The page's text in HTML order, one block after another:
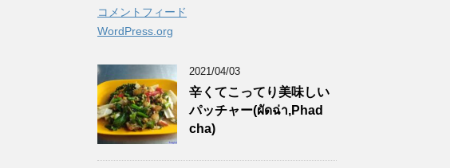
コメントフィード
WordPress.org
2021/04/03
辛くてこってり美味しい
パッチャー(ผัดฉ่า,Phad
cha)